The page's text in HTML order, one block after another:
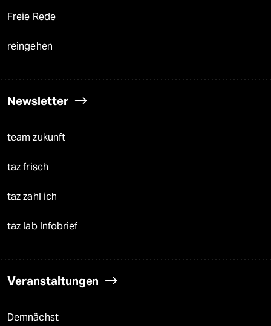
Freie Rede
reingehen
Newsletter
team zukunft
taz frisch
taz zahl ich
taz lab Infobrief
Veranstaltungen
Demnächst